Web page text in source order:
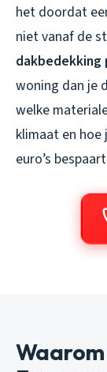
het doordat
niet vanaf de
dakbedekking
woning dan je
welke
klimaat en
euro’s